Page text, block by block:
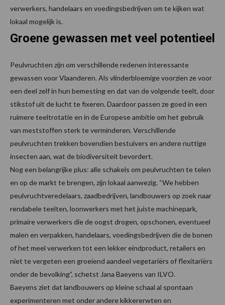
verwerkers, handelaars en voedingsbedrijven om te kijken wat
lokaal mogelijk is.
Groene gewassen met veel potentieel
Peulvruchten zijn om verschillende redenen interessante
gewassen voor Vlaanderen. Als vlinderbloemige voorzien ze voor
een deel zelf in hun bemesting en dat van de volgende teelt, door
stikstof uit de lucht te fixeren. Daardoor passen ze goed in een
ruimere teeltrotatie en in de Europese ambitie om het gebruik
van meststoffen sterk te verminderen. Verschillende
peulvruchten trekken bovendien bestuivers en andere nuttige
insecten aan, wat de biodiversiteit bevordert.
Nog een belangrijke plus: alle schakels om peulvruchten te telen
en op de markt te brengen, zijn lokaal aanwezig. “We hebben
peulvruchtveredelaars, zaadbedrijven, landbouwers op zoek naar
rendabele teelten, loonwerkers met het juiste machinepark,
primaire verwerkers die de oogst drogen, opschonen, eventueel
malen en verpakken, handelaars, voedingsbedrijven die de bonen
of het meel verwerken tot een lekker eindproduct, retailers en
niet te vergeten een groeiend aandeel vegetariërs of flexitariërs
onder de bevolking”, schetst Jana Baeyens van ILVO.
Baeyens ziet dat landbouwers op kleine schaal al spontaan
experimenteren met onder andere kikkererwten en